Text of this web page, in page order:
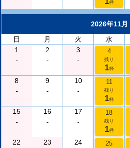
枠
2026年11月
日
月 火 水
1
-
2
-
3
-
4
残り
1枠
8
-
9
-
10
-
11
残り
1枠
15
-
16
-
17
-
18
残り
1枠
22
23
24
25